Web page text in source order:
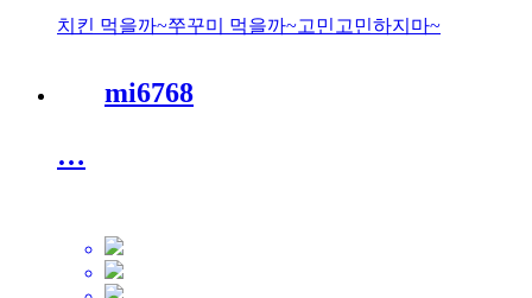
치킨 먹을까~쭈꾸미 먹을까~고민고민하지마~
mi6768
…